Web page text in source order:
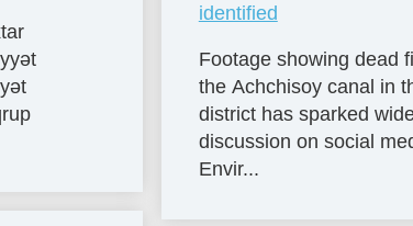
identified
Footage showing dead
the Achchisoy canal in
district has sparked
discussion on social
Envir...